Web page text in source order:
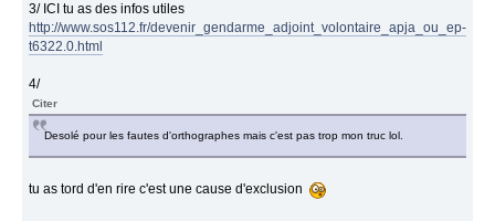
3/ ICI tu as des infos utiles
http://www.sos112.fr/devenir_gendarme_adjoint_volontaire_apja_ou_ep-
t6322.0.html
4/
Citer
Desolé pour les fautes d'orthographes mais c'est pas trop mon truc lol.
tu as tord d'en rire c'est une cause d'exclusion